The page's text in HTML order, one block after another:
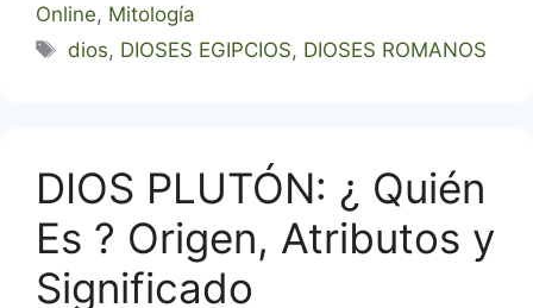
Online, Mitología
Etiquetas
dios, DIOSES EGIPCIOS, DIOSES ROMANOS
DIOS PLUTÓN: ¿ Quién
Es ? Origen, Atributos y
Significado